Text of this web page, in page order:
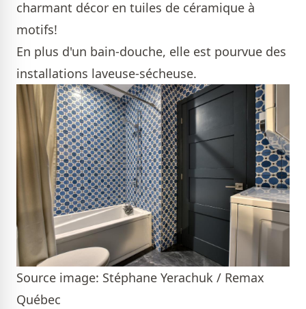
charmant décor en tuiles de céramique à
motifs!
En plus d'un bain-douche, elle est pourvue des
installations laveuse-sécheuse.
Source image: Stéphane Yerachuk / Remax
Québec